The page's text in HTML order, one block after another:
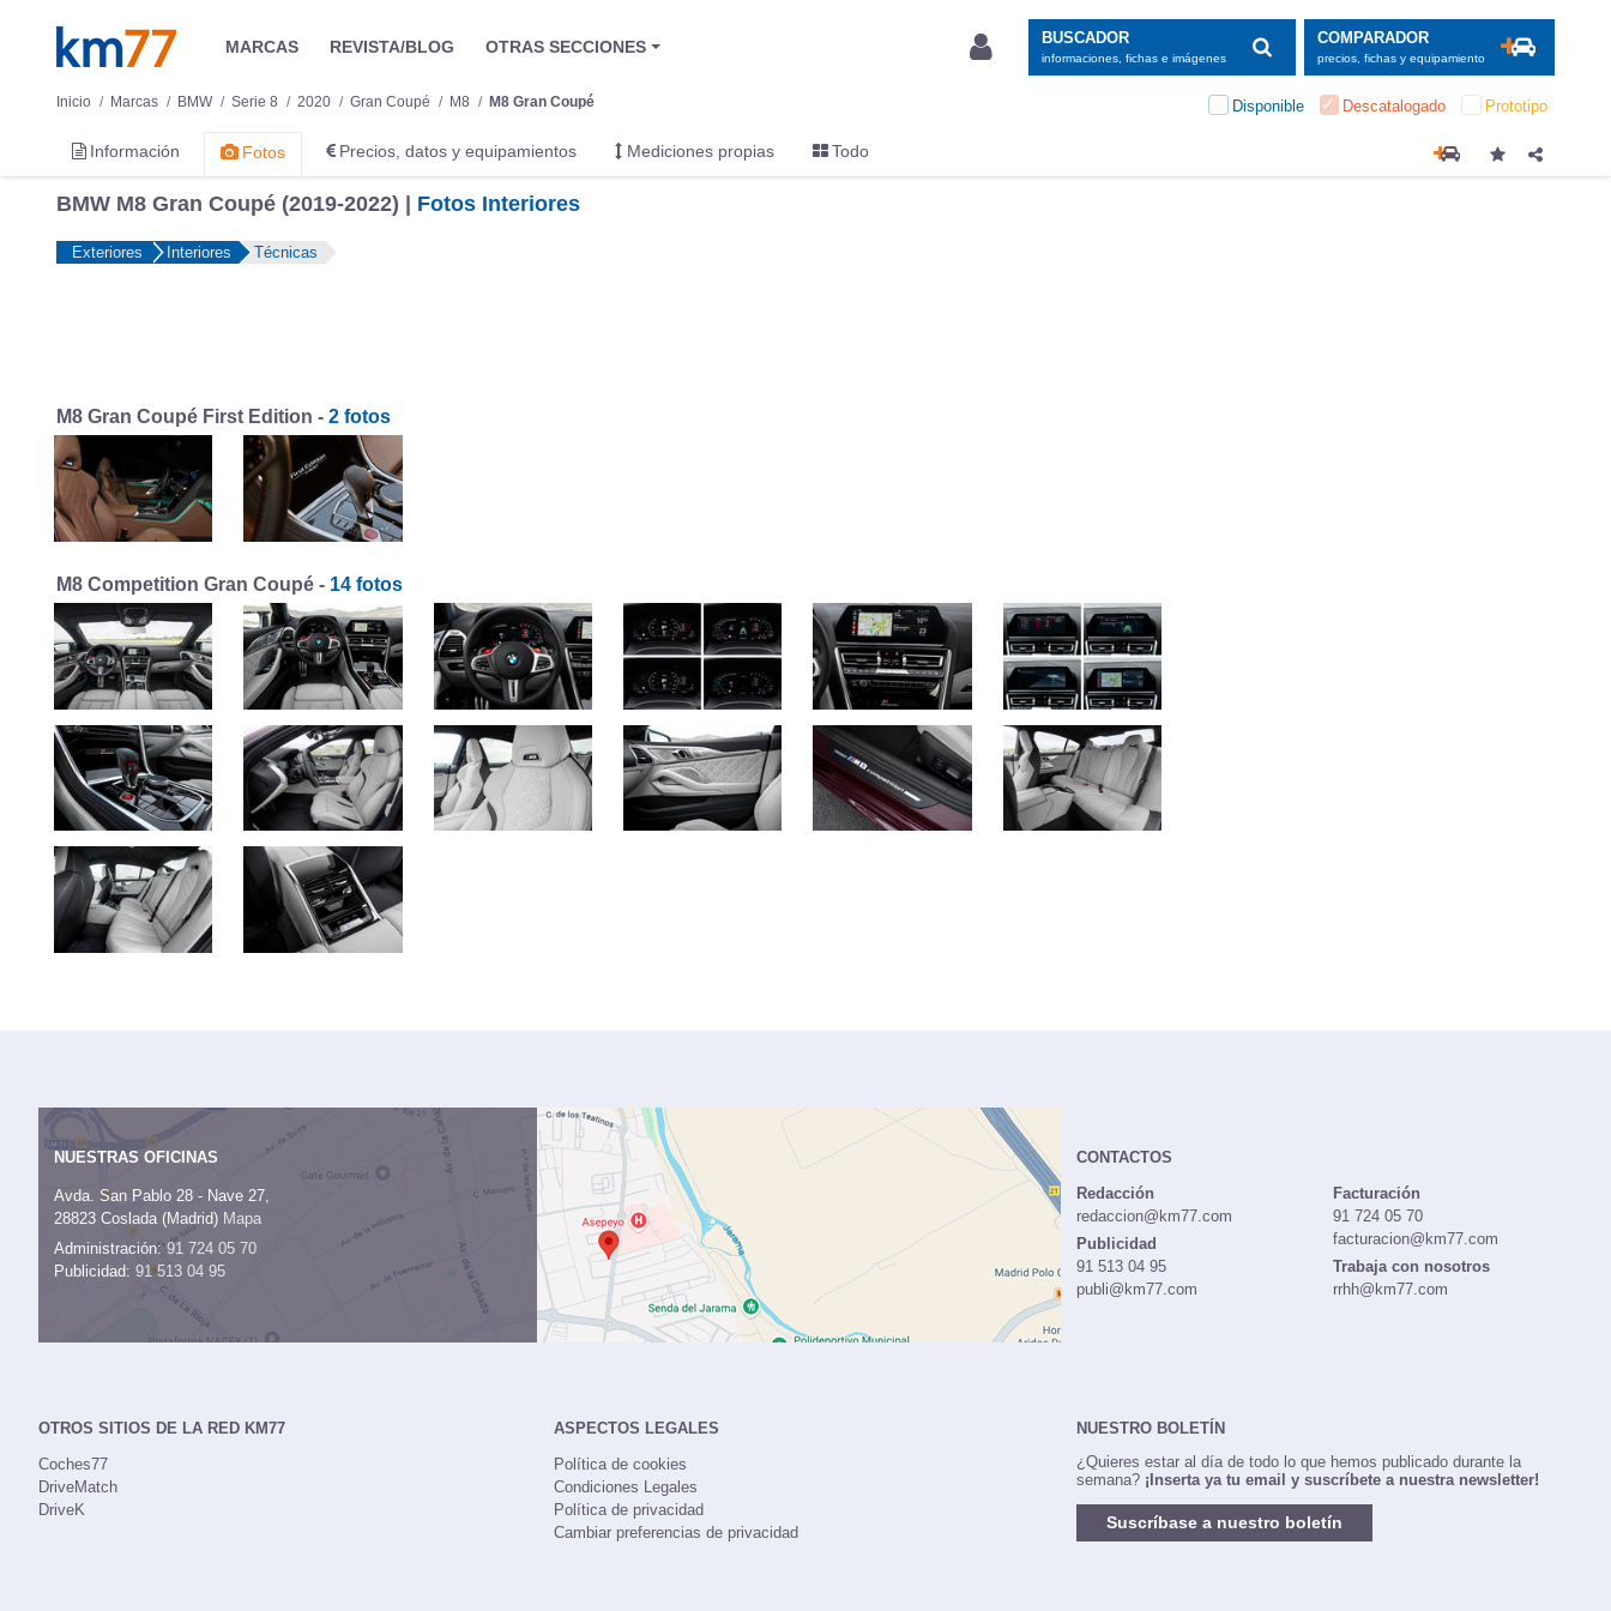
MARCAS REVISTA/BLOG OTRAS SECCIONES BUSCADOR
informaciones, fichas e imágenes
COMPARADOR
precios, fichas y equipamiento
Inicio Marcas BMW Serie 8 2020 Gran Coupé M8 M8 Gran Coupé Disponible Descatalogado Prototipo
Información Fotos Precios, datos y equipamientos Mediciones propias Todo
BMW M8 Gran Coupé (2019-2022) | Fotos Interiores
Exteriores Interiores Técnicas
M8 Gran Coupé First Edition - 2 fotos
M8 Competition Gran Coupé - 14 fotos
NUESTRAS OFICINAS
Avda. San Pablo 28 - Nave 27,
28823 Coslada (Madrid) Mapa
Administración:91 724 05 70
Publicidad: 91 513 04 95
CONTACTOS
Redacción
redaccion@km77.com
Publicidad
91 513 04 95
publi@km77.com
Facturación
91 724 05 70
facturacion@km77.com
Trabaja con nosotros
rrhh@km77.com
OTROS SITIOS DE LA RED KM77
Coches77
DriveMatch
DriveK
ASPECTOS LEGALES
Política de cookies
Condiciones Legales
Política de privacidad
Cambiar preferencias de privacidad
NUESTRO BOLETÍN
¿Quieres estar al día de todo lo que hemos publicado durante la
semana? ¡Inserta ya tu email y suscríbete a nuestra newsletter!
Suscríbase a nuestro boletín